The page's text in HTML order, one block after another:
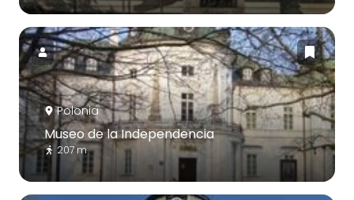
Polonia
Museo de la Independencia
207 m